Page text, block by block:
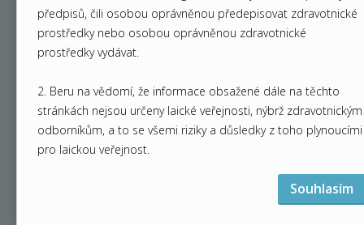
Cacan
předpisů, čili osobou oprávněnou předepisovat zdravotnické
prostředky nebo osobou oprávněnou zdravotnické
prostředky vydávat.
2. Beru na vědomí, že informace obsažené dále na těchto
stránkách nejsou určeny laické veřejnosti, nýbrž zdravotnickým
odborníkům, a to se všemi riziky a důsledky z toho plynoucími
pro laickou veřejnost.
Souhlasím